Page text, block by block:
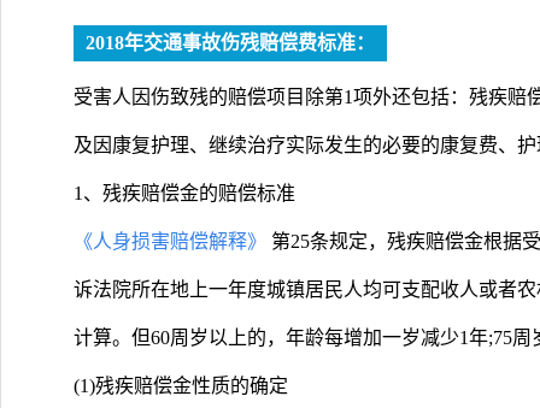
2018年交通事故伤残赔偿费标准：
受害人因伤致残的赔偿项目除第1项外还包括：残疾
及因康复护理、继续治疗实际发生的必要的康复费、
1、残疾赔偿金的赔偿标准
《人身损害赔偿解释》 第25条规定，残疾赔偿金根据
诉法院所在地上一年度城镇居民人均可支配收人或者
计算。但60周岁以上的，年龄每增加一岁减少1年;75
(1)残疾赔偿金性质的确定